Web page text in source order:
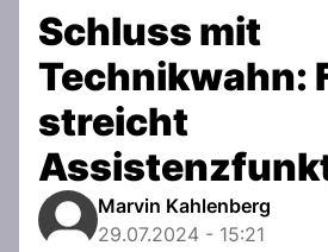
Schluss mit
Technikwahn:
streicht
Marvin Kahlenberg
29.07.2024 - 15:21